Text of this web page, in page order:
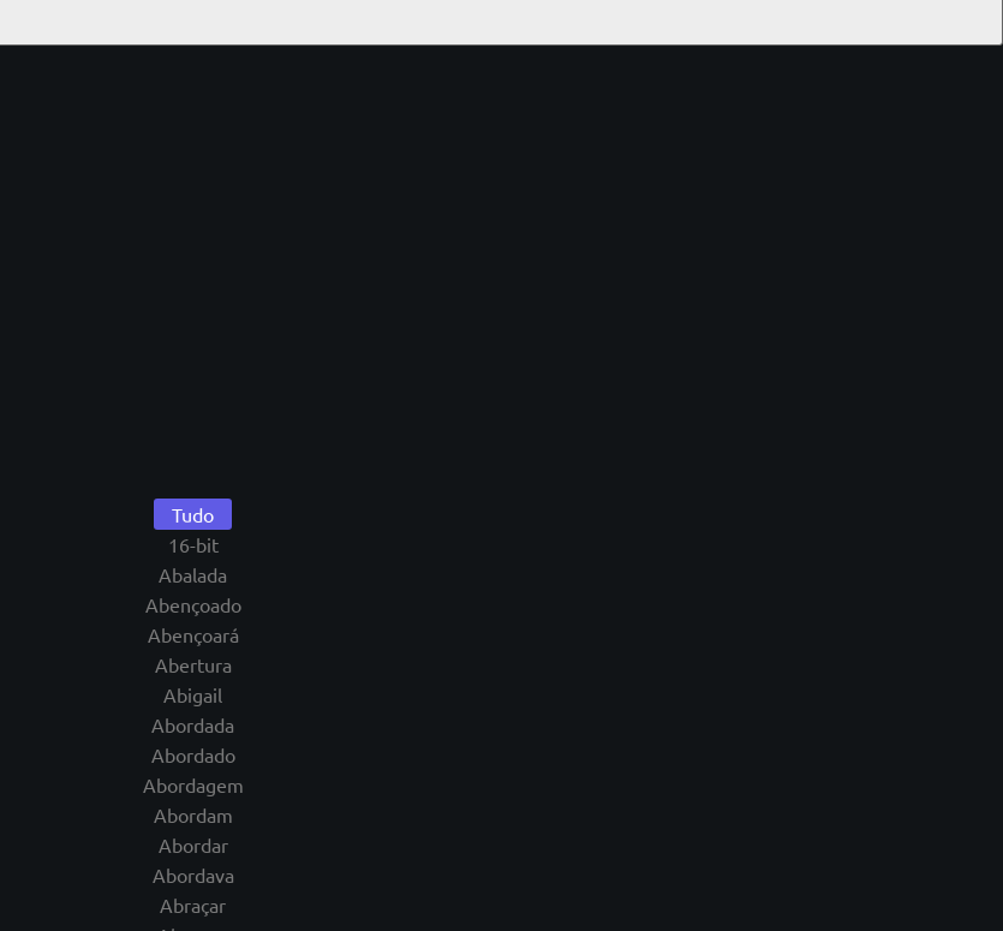
Tudo
16-bit
Abalada
Abençoado
Abençoará
Abertura
Abigail
Abordada
Abordado
Abordagem
Abordam
Abordar
Abordava
Abraçar